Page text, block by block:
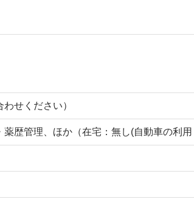
せください）
歴管理、ほか（在宅：無し(自動車の利用